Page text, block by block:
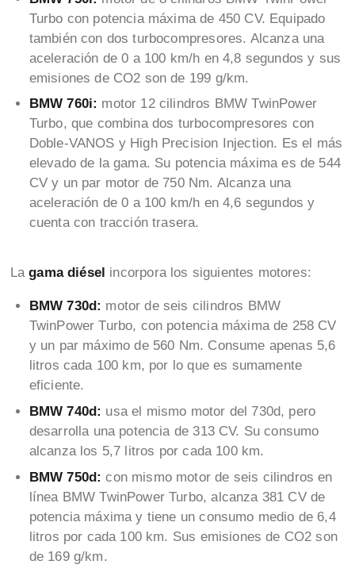
Turbo con potencia máxima de 450 CV. Equipado
también con dos turbocompresores. Alcanza una
aceleración de 0 a 100 km/h en 4,8 segundos y sus
emisiones de CO2 son de 199 g/km.
BMW 760i: motor 12 cilindros BMW TwinPower
Turbo, que combina dos turbocompresores con
Doble-VANOS y High Precision Injection. Es el más
elevado de la gama. Su potencia máxima es de 544
CV y un par motor de 750 Nm. Alcanza una
aceleración de 0 a 100 km/h en 4,6 segundos y
cuenta con tracción trasera.
Lagama diésel incorpora los siguientes motores:
BMW 730d: motor de seis cilindros BMW
TwinPower Turbo, con potencia máxima de 258 CV
y un par máximo de 560 Nm. Consume apenas 5,6
litros cada 100 km, por lo que es sumamente
eficiente.
BMW 740d: usa el mismo motor del 730d, pero
desarrolla una potencia de 313 CV. Su consumo
alcanza los 5,7 litros por cada 100 km.
BMW 750d:con mismo motor de seis cilindros en
línea BMW TwinPower Turbo, alcanza 381 CV de
potencia máxima y tiene un consumo medio de 6,4
litros por cada 100 km. Sus emisiones de CO2 son
de 169 g/km.